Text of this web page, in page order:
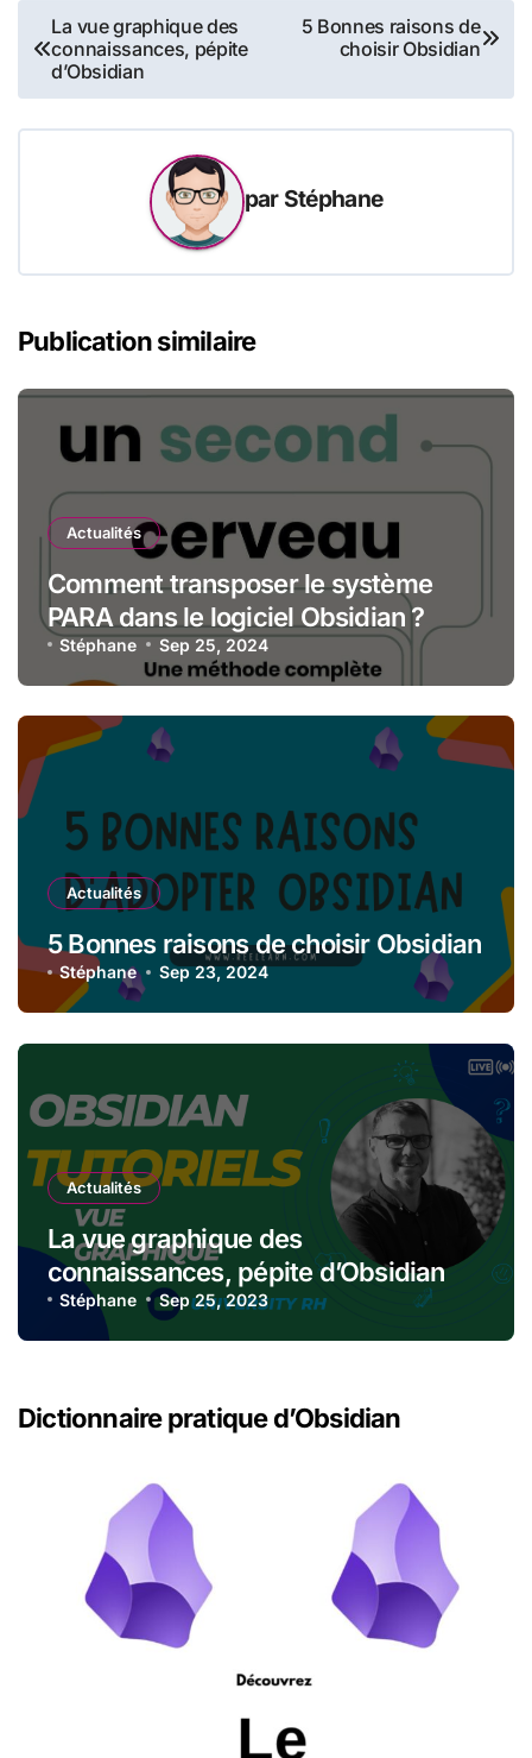
Navigation
de
l’article
La vue graphique des
connaissances, pépite
d’Obsidian
5 Bonnes raisons de
choisir Obsidian
par Stéphane
Publication similaire
Actualités
Comment transposer le système
PARA dans le logiciel Obsidian ?
Stéphane Sep 25, 2024
Actualités
5 Bonnes raisons de choisir Obsidian
Stéphane Sep 23, 2024
Actualités
La vue graphique des
connaissances, pépite d’Obsidian
Stéphane Sep 25, 2023
Dictionnaire pratique d’Obsidian